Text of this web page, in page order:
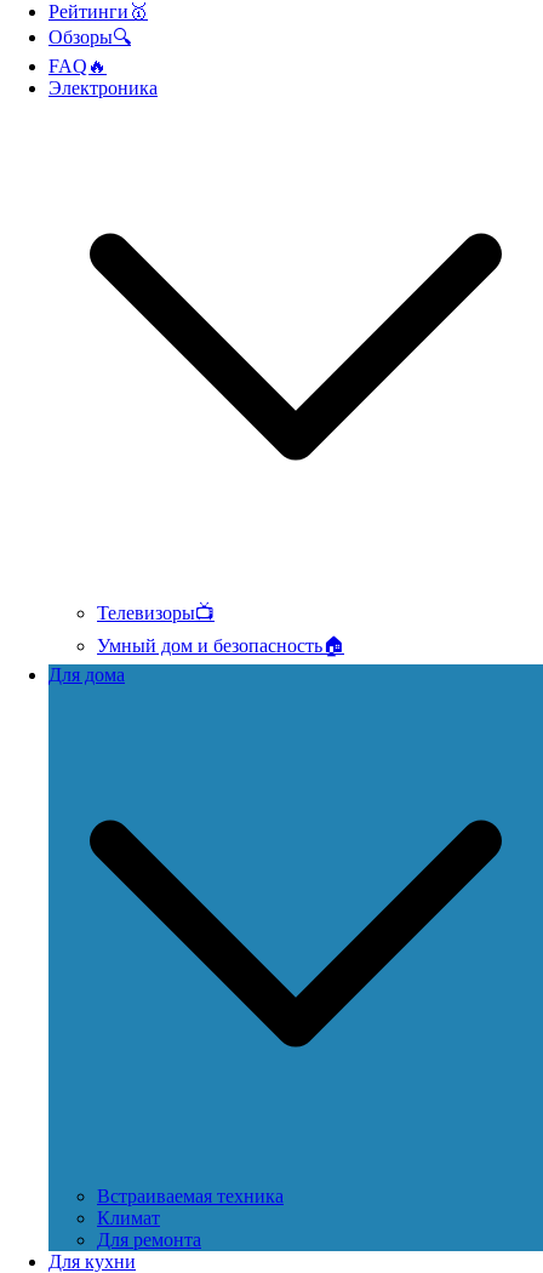
Рейтинги🥇
Обзоры🔍
FAQ🔥
Электроника
Телевизоры📺
Умный дом и безопасность🏠
Для дома
Встраиваемая техника
Климат
Для ремонта
Для кухни